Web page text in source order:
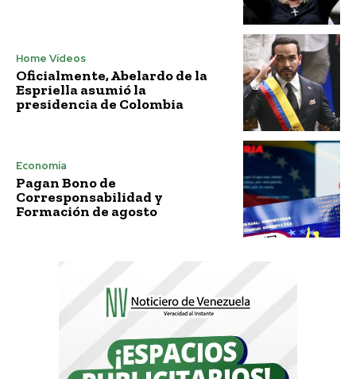
Home Vídeos
Oficialmente, Abelardo de la
Espriella asumió la
presidencia de Colombia
Economía
Pagan Bono de
Corresponsabilidad y
Formación de agosto